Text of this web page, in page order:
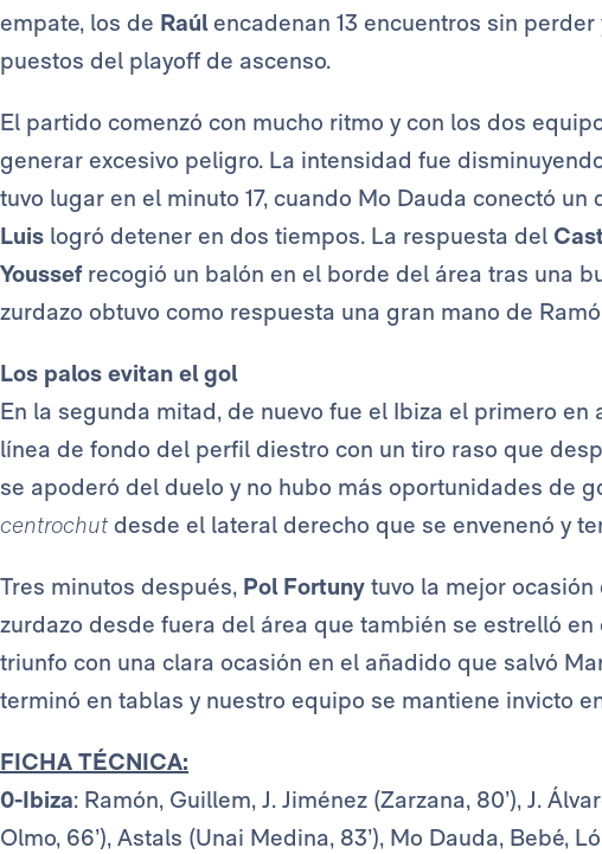
empate, los de Raúlencadenan 13 encuentros sin
puestos del playoff de ascenso.
El partido comenzó con mucho ritmo y con los dos
generar excesivo peligro. La intensidad fue
tuvo lugar en el minuto 17, cuando Mo Dauda conectó un
Luis logró detener en dos tiempos. La respuesta del
Youssefrecogió un balón en el borde del área tras una
zurdazo obtuvo como respuesta una gran mano de
Los palos evitan el gol
En la segunda mitad, de nuevo fue el Ibiza el primero
línea de fondo del perfil diestro con un tiro raso que
se apoderó del duelo y no hubo más oportunidades de
centrochut desde el lateral derecho que se envenenó y
Tres minutos después, Pol Fortuny tuvo la mejor
zurdazo desde fuera del área que también se estrelló
triunfo con una clara ocasión en el añadido que salvó
terminó en tablas y nuestro equipo se mantiene invicto
FICHA TÉCNICA:
0-Ibiza: Ramón, Guillem, J. Jiménez (Zarzana, 80’), J.
Olmo, 66’), Astals (Unai Medina, 83’), Mo Dauda, Bebé,